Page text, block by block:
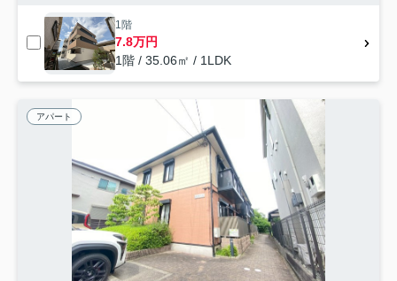
1階
7.8万円
1階 / 35.06㎡ / 1LDK
アパート